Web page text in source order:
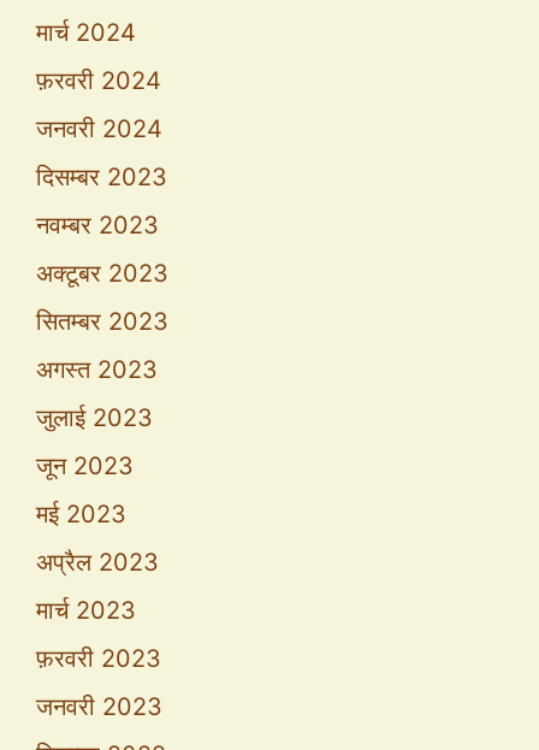
मार्च 2024
फ़रवरी 2024
जनवरी 2024
दिसम्बर 2023
नवम्बर 2023
अक्टूबर 2023
सितम्बर 2023
अगस्त 2023
जुलाई 2023
जून 2023
मई 2023
अप्रैल 2023
मार्च 2023
फ़रवरी 2023
जनवरी 2023